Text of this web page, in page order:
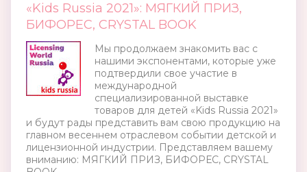
«Kids Russia 2021»: МЯГКИЙ ПРИЗ,
БИФОРЕС, CRYSTAL BOOK
Мы продолжаем знакомить вас с
нашими экспонентами, которые уже
подтвердили свое участие в
международной
специализированной выставке
товаров для детей «Kids Russia 2021»
и будут рады представить вам свою продукцию на
главном весеннем отраслевом событии детской и
лицензионной индустрии. Представляем вашему
вниманию: МЯГКИЙ ПРИЗ, БИФОРЕС, CRYSTAL